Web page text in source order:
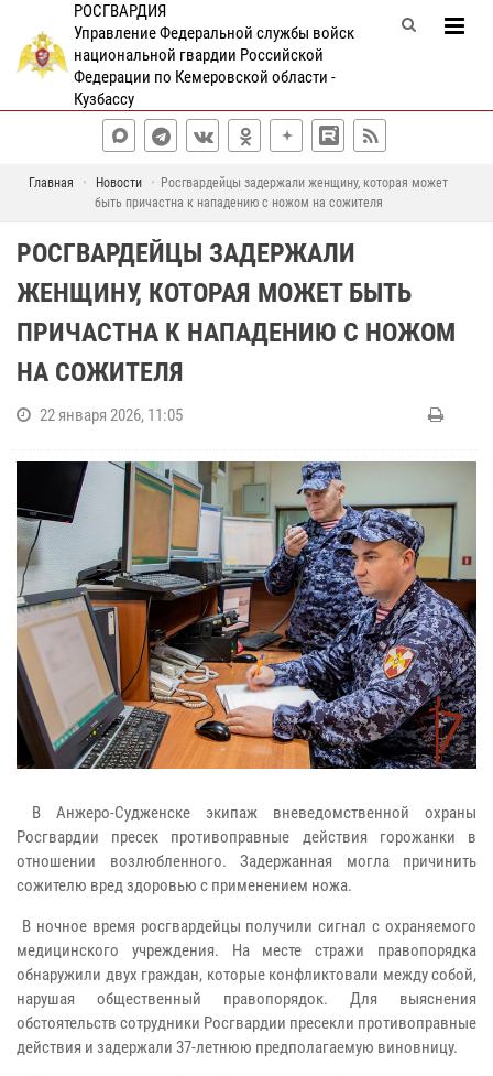
РОСГВАРДИЯ
Управление Федеральной службы войск
национальной гвардии Российской
Федерации по Кемеровской области -
Кузбассу
Главная Новости
Росгвардейцы задержали женщину, которая может
быть причастна к нападению с ножом на сожителя
РОСГВАРДЕЙЦЫ ЗАДЕРЖАЛИ
ЖЕНЩИНУ, КОТОРАЯ МОЖЕТ БЫТЬ
ПРИЧАСТНА К НАПАДЕНИЮ С НОЖОМ
НА СОЖИТЕЛЯ
22 января 2026, 11:05
В Анжеро-Судженске экипаж вневедомственной охраны
Росгвардии пресек противоправные действия горожанки в
отношении возлюбленного. Задержанная могла причинить
сожителю вред здоровью с применением ножа.
В ночное время росгвардейцы получили сигнал с охраняемого
медицинского учреждения. На месте стражи правопорядка
обнаружили двух граждан, которые конфликтовали между собой,
нарушая общественный правопорядок. Для выяснения
обстоятельств сотрудники Росгвардии пресекли противоправные
действия и задержали 37-летнюю предполагаемую виновницу.